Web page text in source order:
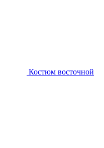
Костюм восточной